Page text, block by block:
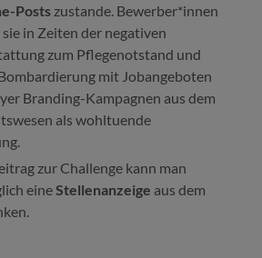
Postszustande. Bewerber*innen
in Zeiten der negativen
zum Pflegenotstand und
mit Jobangeboten
Branding-Kampagnen aus dem
als wohltuende
zur Challenge kann man
eineStellenanzeige aus dem